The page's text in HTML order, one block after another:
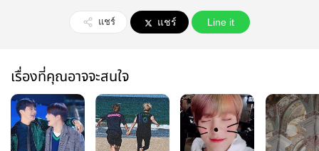
แชร์ แชร์ Line it
เรื่องที่คุณอาจจะสนใจ